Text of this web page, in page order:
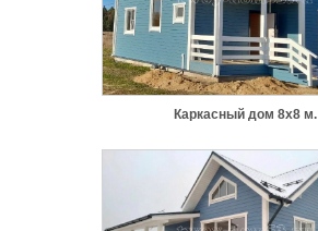
Каркасный дом 8х8 м.